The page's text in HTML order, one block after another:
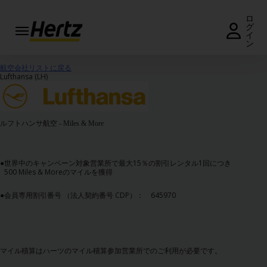
ロ
グ
イ
ン
約・
料金
照会
の変
ンセ
ル
営
キ
航空会社リストに戻る
Lufthansa (LH)
ルフトハンサ航空 - Miles & More
●世界中のキャンペーン対象営業所で最大15％の割引レンタル1回につき
500 Miles & Moreのマイルを獲得
●会員専用割引番号 （法人契約番号 CDP）： 645970
マイル積算はハーツのマイル積算参加営業所でのご利用が必要です。